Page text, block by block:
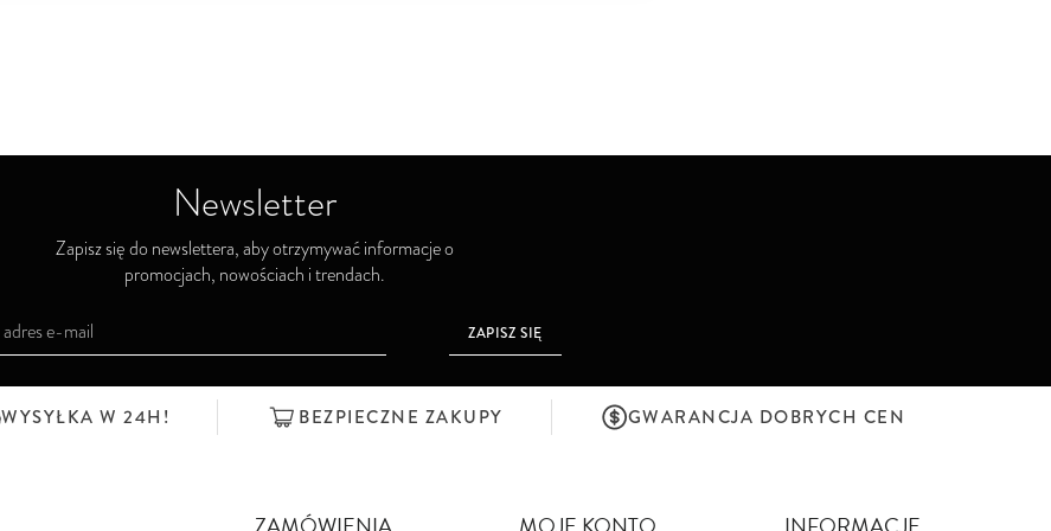
Newsletter
Zapisz się do newslettera, aby otrzymywać informacje o
promocjach, nowościach i trendach.
ZAPISZ SIĘ
WYSYŁKA W 24H! BEZPIECZNE ZAKUPY GWARANCJA DOBRYCH CEN